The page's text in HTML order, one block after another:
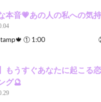
本音💗あの人の私への気
Stamp🍁 ① 1:00
もうすぐあなたに起こる
グ🔮